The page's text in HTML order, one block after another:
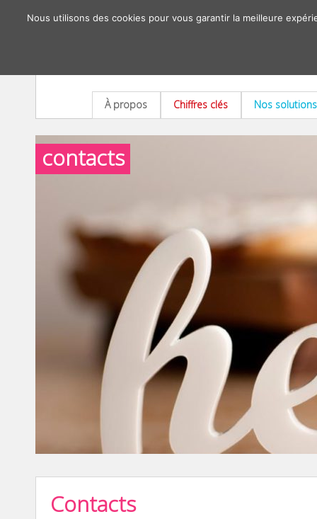
À propos Chiffres clés Nos solutions
contacts
Contacts
Nous utilisons des cookies pour vous garantir la meilleure